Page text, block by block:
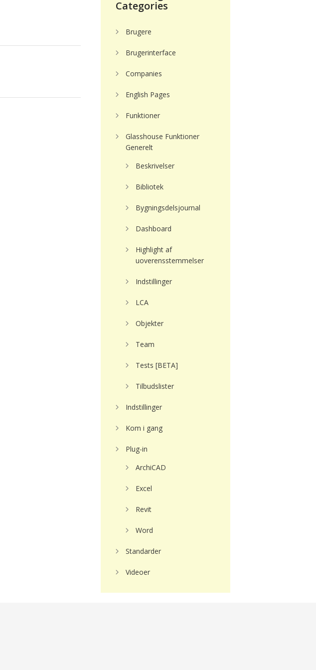
Categories
Brugere
Brugerinterface
Companies
English Pages
Funktioner
Glasshouse Funktioner
Generelt
Beskrivelser
Bibliotek
Bygningsdelsjournal
Dashboard
Highlight af
uoverensstemmelser
Indstillinger
LCA
Objekter
Team
Tests [BETA]
Tilbudslister
Indstillinger
Kom i gang
Plug-in
ArchiCAD
Excel
Revit
Word
Standarder
Videoer